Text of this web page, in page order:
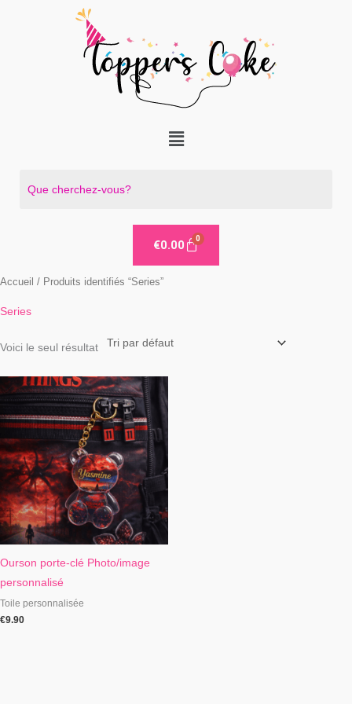
Menu
€0.00
Accueil / Produits identifiés “Series”
Series
Voici le seul résultat
Ourson porte-clé Photo/image
personnalisé
Toile personnalisée
€9.90